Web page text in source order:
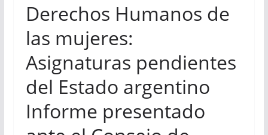
Derechos Humanos de
las mujeres:
Asignaturas pendientes
del Estado argentino
Informe presentado